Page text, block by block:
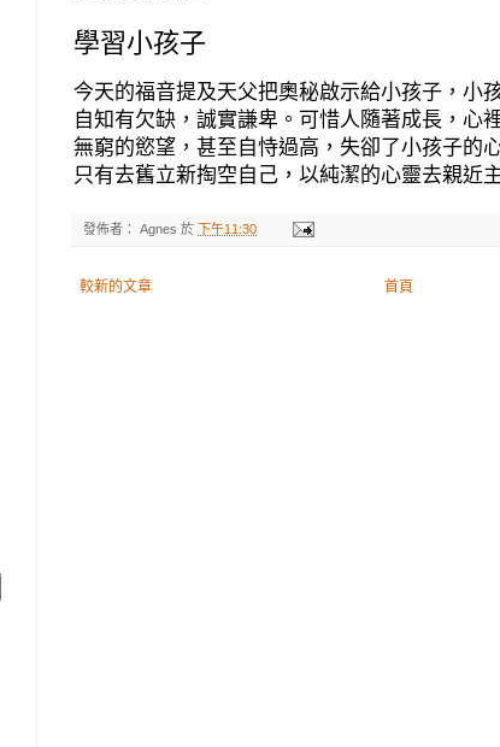
學習小孩子
今天的福音提及天父把奧秘啟示給小孩子，小
自知有欠缺，誠實謙卑。可惜人隨著成長，心
無窮的慾望，甚至自恃過高，失卻了小孩子的
只有去舊立新掏空自己，以純潔的心靈去親近
發佈者： Agnes 於 下午11:30
較新的文章 首頁